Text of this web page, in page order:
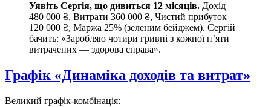
Уявіть Сергія, що дивиться 12 місяців. Дохід
480 000 ₴, Витрати 360 000 ₴, Чистий прибуток
120 000 ₴, Маржа 25% (зеленим бейджем). Сергій
бачить: «Заробляю чотири гривні з кожної пʼяти
витрачених — здорова справа».
Графік «Динаміка доходів та витрат»
Великий графік-комбінація: